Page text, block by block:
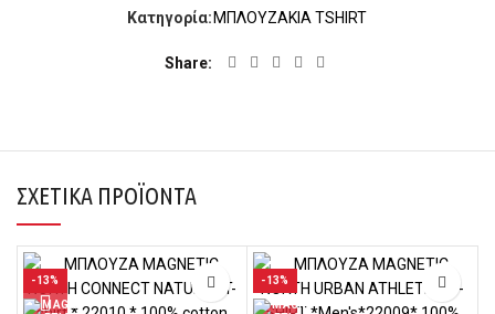
Κατηγορία: ΜΠΛΟΥΖΑΚΙΑ TSHIRT
Share
ΣΧΕΤΙΚΆ ΠΡΟΪΌΝΤΑ
-13% -13%